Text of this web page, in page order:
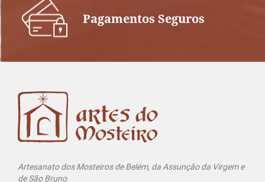
Pagamentos Seguros
Artesanato dos Mosteiros de Belém, da Assunção da Virgem e
de São Bruno